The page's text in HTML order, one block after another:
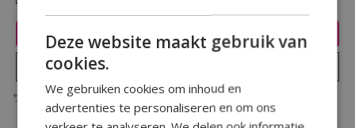
Toevoegen aan winkelwagen
Toevoegen om te vergelijken
Deze website maakt gebruik van
cookies.
We gebruiken cookies om inhoud en
advertenties te personaliseren en om ons